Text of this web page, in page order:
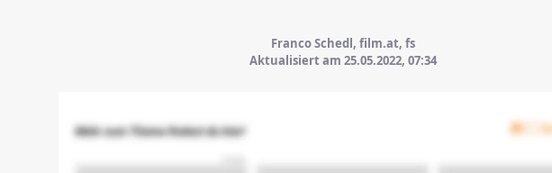
Franco Schedl, film.at, fs
Aktualisiert am 25.05.2022, 07:34